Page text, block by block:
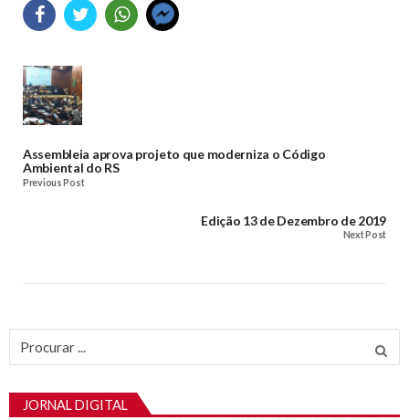
Assembleia aprova projeto que moderniza o Código
Ambiental do RS
Previous Post
Edição 13 de Dezembro de 2019
Next Post
JORNAL DIGITAL